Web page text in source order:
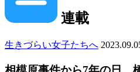
連載
生きづらい女子たちへ